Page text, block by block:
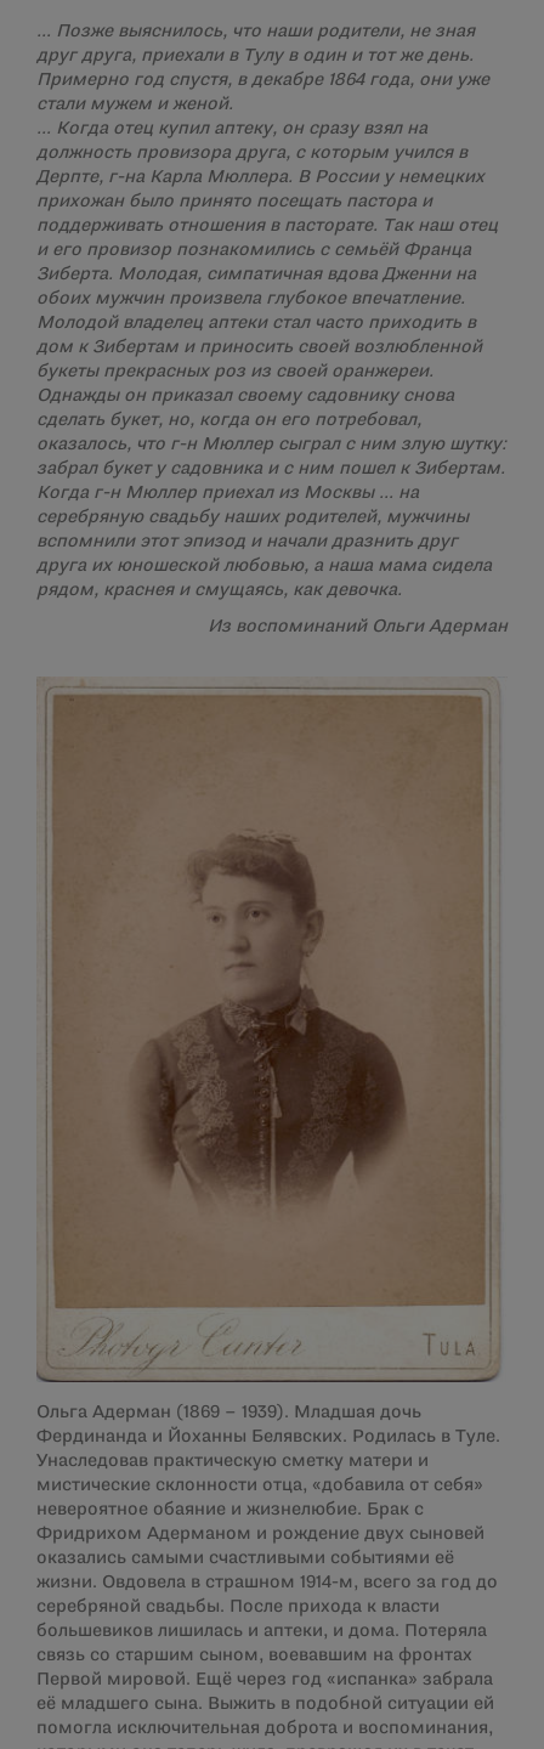
… Позже выяснилось, что наши родители, не зная
друг друга, приехали в Тулу в один и тот же день.
Примерно год спустя, в декабре 1864 года, они уже
стали мужем и женой.
… Когда отец купил аптеку, он сразу взял на
должность провизора друга, с которым учился в
Дерпте, г-на Карла Мюллера. В России у немецких
прихожан было принято посещать пастора и
поддерживать отношения в пасторате. Так наш отец
и его провизор познакомились с семьёй Франца
Зиберта. Молодая, симпатичная вдова Дженни на
обоих мужчин произвела глубокое впечатление.
Молодой владелец аптеки стал часто приходить в
дом к Зибертам и приносить своей возлюбленной
букеты прекрасных роз из своей оранжереи.
Однажды он приказал своему садовнику снова
сделать букет, но, когда он его потребовал,
оказалось, что г-н Мюллер сыграл с ним злую шутку:
забрал букет у садовника и с ним пошел к Зибертам.
Когда г-н Мюллер приехал из Москвы … на
серебряную свадьбу наших родителей, мужчины
вспомнили этот эпизод и начали дразнить друг
друга их юношеской любовью, а наша мама сидела
рядом, краснея и смущаясь, как девочка.
Из воспоминаний Ольги Адерман
Ольга Адерман (1869 – 1939). Младшая дочь
Фердинанда и Йоханны Белявских. Родилась в Туле.
Унаследовав практическую сметку матери и
мистические склонности отца, «добавила от себя»
невероятное обаяние и жизнелюбие. Брак с
Фридрихом Адерманом и рождение двух сыновей
оказались самыми счастливыми событиями её
жизни. Овдовела в страшном 1914-м, всего за год до
серебряной свадьбы. После прихода к власти
большевиков лишилась и аптеки, и дома. Потеряла
связь со старшим сыном, воевавшим на фронтах
Первой мировой. Ещё через год «испанка» забрала
её младшего сына. Выжить в подобной ситуации ей
помогла исключительная доброта и воспоминания,